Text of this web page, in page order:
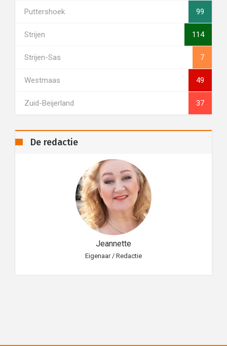
Puttershoek 99
Strijen 114
Strijen-Sas 7
Westmaas 49
Zuid-Beijerland 37
De redactie
Jeannette
Eigenaar / Redactie